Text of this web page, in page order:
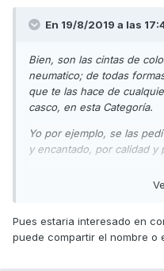
En 19/8/2019 a las
Bien, son las cintas de
neumatico; de todas
que te las hace de
casco, en esta Categoría.
Yo por ejemplo, se las
y encantado, por calidad y
Pues estaria interesado en
puede compartir el nombre o